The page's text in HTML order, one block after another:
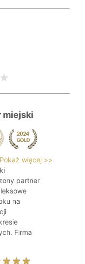
miejski
Pokaż więcej >>
partner
na
Firma